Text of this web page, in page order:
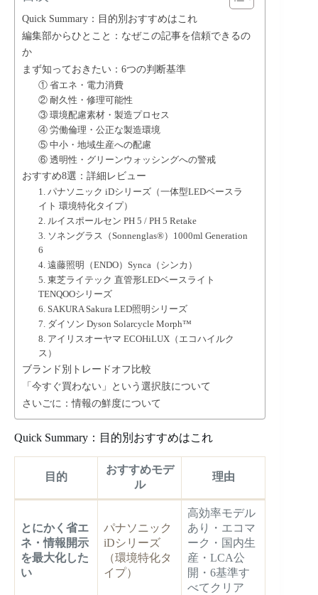
Quick Summary：目的別おすすめはこれ
編集部からひとこと：なぜこの記事を信頼できるの
か
まず知っておきたい：6つの判断基準
① 省エネ・電力消費
② 耐久性・修理可能性
③ 環境配慮素材・製造プロセス
④ 労働倫理・公正な製造環境
⑤ 中小・地域生産への配慮
⑥ 透明性・グリーンウォッシングへの警戒
おすすめ8選：詳細レビュー
1. パナソニック iDシリーズ（一体型LEDベースラ
イト 環境特化タイプ）
2. ルイスポールセン PH 5 / PH 5 Retake
3. ソネングラス（Sonnenglas®）1000ml Generation
6
4. 遠藤照明（ENDO）Synca（シンカ）
5. 東芝ライテック 直管形LEDベースライト
TENQOOシリーズ
6. SAKURA Sakura LED照明シリーズ
7. ダイソン Dyson Solarcycle Morph™
8. アイリスオーヤマ ECOHiLUX（エコハイルク
ス）
ブランド別トレードオフ比較
「今すぐ買わない」という選択肢について
さいごに：情報の鮮度について
Quick Summary：目的別おすすめはこれ
目的
おすすめモデ
ル
理由
とにかく省エ
ネ・情報開示
を最大化した
い
パナソニック
iDシリーズ
（環境特化タ
イプ）
高効率モデル
あり・エコマ
ーク・国内生
産・LCA公
開・6基準す
べてクリア